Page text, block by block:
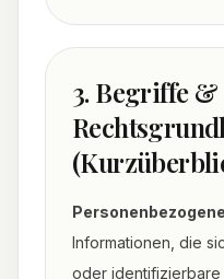
3. Begriffe &
Informationen, die
oder identifizierbare